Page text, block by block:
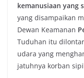
kemanusiaan yang
yang disampaikan
Dewan Keamanan
Tuduhan itu
udara yang
jatuhnya korban